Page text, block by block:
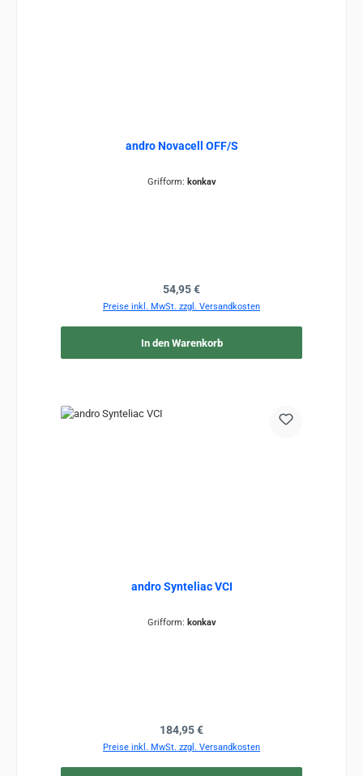
andro Novacell OFF/S
Grifform: konkav
Regulärer Preis:
54,95 €
Preise inkl. MwSt. zzgl. Versandkosten
In den Warenkorb
andro Synteliac VCI
Grifform: konkav
Regulärer Preis:
184,95 €
Preise inkl. MwSt. zzgl. Versandkosten